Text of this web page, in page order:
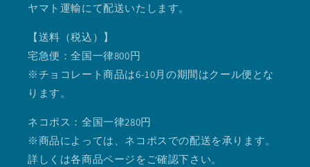
ヤマト運輸にて配送いたします。
【送料（税込）】
宅急便：全国一律800円
※チョコレート商品は6-10月の期間はクール便とな
ります。
ネコポス：全国一律280円
※商品によっては、ネコポスでの配送を承ります。
詳しくは各商品ページをご確認下さい。